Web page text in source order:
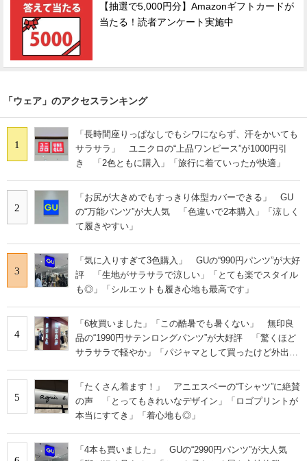
【抽選で5,000円分】Amazonギフトカードが
当たる！読者アンケート実施中
「ウェア」のアクセスランキング
1
「長時間座りっぱなしでもシワにならず、汗をかいても
サラサラ」 ユニクロの“上品ワンピース”が1000円引
き 「2色ともに購入」「旅行に着ていったが快適」
2
「お尻が大きめでもすっきり体型カバーできる」 GU
の“万能パンツ”が大人気 「色違いで2本購入」「涼しく
て履きやすい」
3
「気に入りすぎて3色購入」 GUの“990円パンツ”が大好
評 「生地がサラサラで涼しい」「とても楽でスタイル
も◎」「シルエットも履き心地も最高です」
4
「6枚買いました」「この酷暑でも暑くない」 無印良
品の“1990円サテンロングパンツ”が大好評 「驚くほど
サラサラで軽やか」「パジャマとして買ったけど外出用
5
「たくさん着ます！」 アニエスベーの“Tシャツ”に絶賛
の声 「とってもきれいなデザイン」「ロゴプリントが
本当にすてき」「着心地も◎」
「4本も買いました」 GUの“2990円パンツ”が大人気